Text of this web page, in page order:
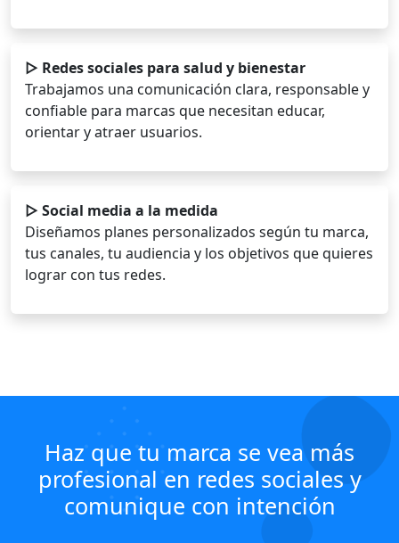
▷ Redes sociales para salud y bienestar
Trabajamos una comunicación clara, responsable y
confiable para marcas que necesitan educar,
orientar y atraer usuarios.
▷ Social media a la medida
Diseñamos planes personalizados según tu marca,
tus canales, tu audiencia y los objetivos que quieres
lograr con tus redes.
Haz que tu marca se vea más
profesional en redes sociales y
comunique con intención